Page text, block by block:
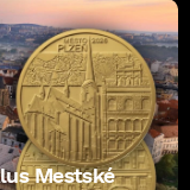
Mestské